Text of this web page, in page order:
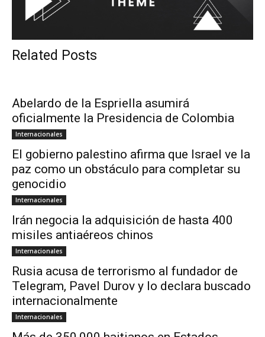
Related Posts
Abelardo de la Espriella asumirá
oficialmente la Presidencia de Colombia
Internacionales
El gobierno palestino afirma que Israel ve la
paz como un obstáculo para completar su
genocidio
Internacionales
Irán negocia la adquisición de hasta 400
misiles antiaéreos chinos
Internacionales
Rusia acusa de terrorismo al fundador de
Telegram, Pavel Durov y lo declara buscado
internacionalmente
Internacionales